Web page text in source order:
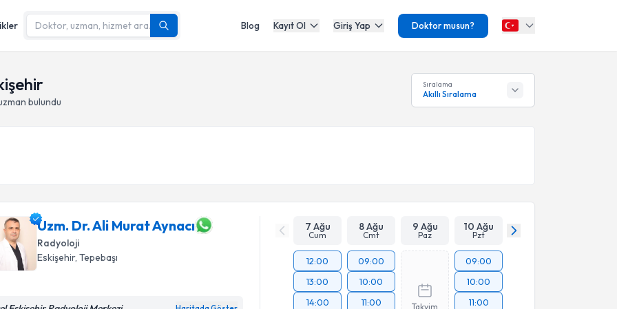
Blog Kayıt Ol Giriş Yap Doktor musun?
bulundu
Sıralama
Akıllı Sıralama
Uzm. Dr. Ali Murat Aynacı
Radyoloji
Eskişehir, Tepebaşı
7 Ağu
Cum
8 Ağu
Cmt
9 Ağu
Paz
10 Ağu
Pzt
12:00
13:00
14:00
09:00
10:00
11:00
Takvim
09:00
10:00
11:00